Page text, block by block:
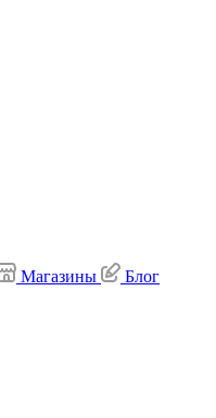
Магазины Блог